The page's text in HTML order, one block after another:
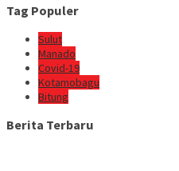
Tag Populer
Sulut
Manado
Covid-19
Kotamobagu
Bitung
Berita Terbaru